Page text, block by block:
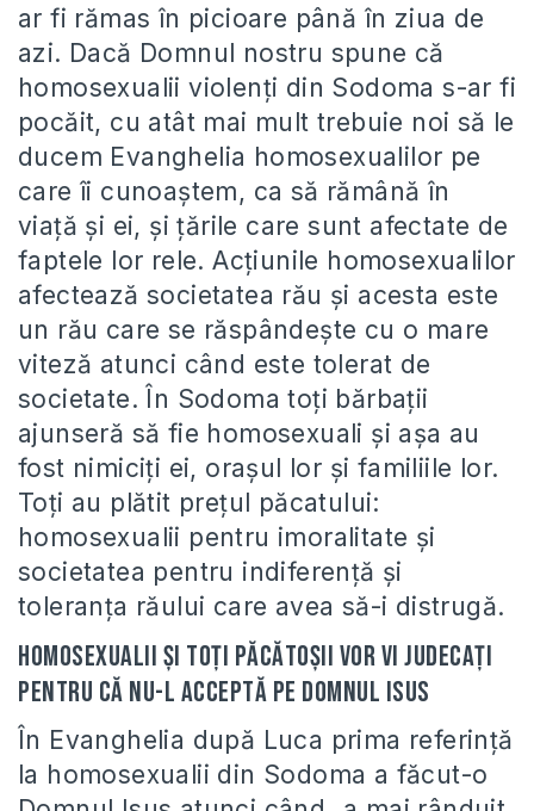
ar fi rămas în picioare până în ziua de
azi. Dacă Domnul nostru spune că
homosexualii violenţi din Sodoma s-ar fi
pocăit, cu atât mai mult trebuie noi să le
ducem Evanghelia homosexualilor pe
care îi cunoaştem, ca să rămână în
viaţă şi ei, şi ţările care sunt afectate de
faptele lor rele. Acţiunile homosexualilor
afectează societatea rău şi acesta este
un rău care se răspândeşte cu o mare
viteză atunci când este tolerat de
societate. În Sodoma toţi bărbaţii
ajunseră să fie homosexuali şi aşa au
fost nimiciţi ei, oraşul lor şi familiile lor.
Toţi au plătit preţul păcatului:
homosexualii pentru imoralitate şi
societatea pentru indiferenţă şi
toleranţa răului care avea să-i distrugă.
Homosexualii şi toţi păcătoşii vor vi judecaţi
pentru că nu-l acceptă pe Domnul Isus
În Evanghelia după Luca prima referinţă
la homosexualii din Sodoma a făcut-o